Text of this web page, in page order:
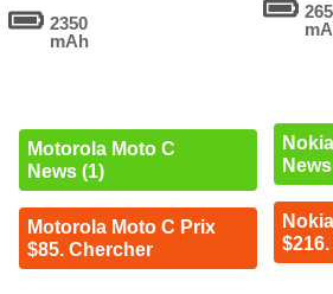
2350
mAh
Motorola Moto C
News (1)
Motorola Moto C Prix
$85. Chercher